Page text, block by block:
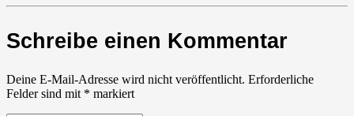
Schreibe einen Kommentar
Deine E-Mail-Adresse wird nicht veröffentlicht. Erforderliche
Felder sind mit * markiert